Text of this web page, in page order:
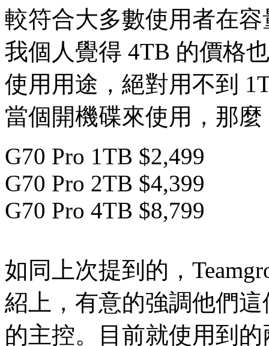
較符合大多數使用者在容
我個人覺得 4TB 的價格
使用用途，絕對用不到
當個開機碟來使用，那
G70 Pro 1TB $2,499
G70 Pro 2TB $4,399
G70 Pro 4TB $8,799
如同上次提到的，
紹上，有意的強調他們
的主控。目前就使用到